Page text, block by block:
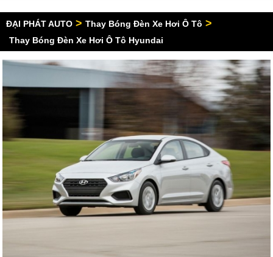
ĐẠI PHÁT AUTO > Thay Bóng Đèn Xe Hơi Ô Tô >
Thay Bóng Đèn Xe Hơi Ô Tô Hyundai